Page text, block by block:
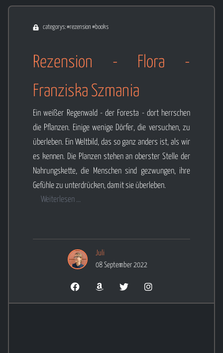
categorys: #rezension #books
Rezension - Flora -
Franziska Szmania
Ein weißer Regenwald - der Foresta - dort herrschen
die Pflanzen. Einige wenige Dörfer, die versuchen, zu
überleben. Ein Weltbild, das so ganz anders ist, als wir
es kennen. Die Planzen stehen an oberster Stelle der
Nahrungskette, die Menschen sind gezwungen, ihre
Gefühle zu unterdrücken, damit sie überleben.
Weiterlesen ...
Juli
08 September 2022